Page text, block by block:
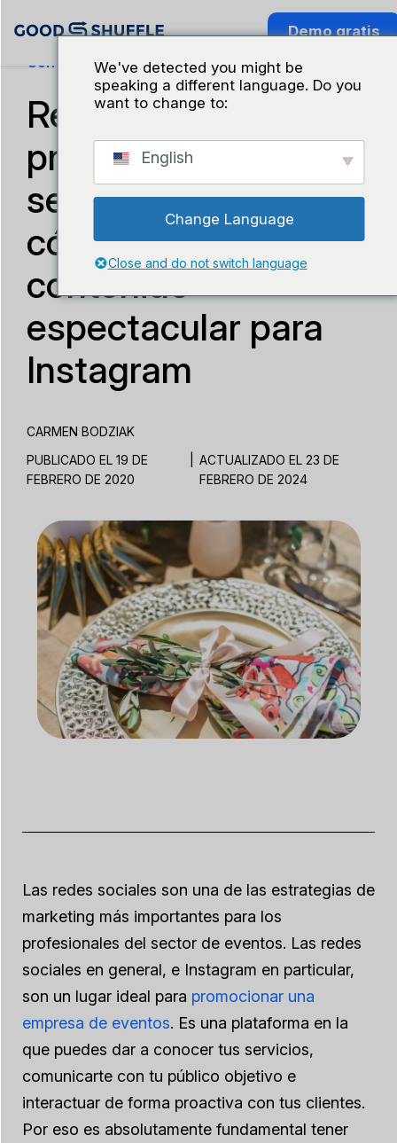
Demo gratis
Conocimiento Del Sector
Redes sociales para
profesionales del
sector de eventos:
cómo crear
contenido
espectacular para
Instagram
CARMEN BODZIAK
PUBLICADO EL 19 DE
FEBRERO DE 2020
ACTUALIZADO EL 23 DE
FEBRERO DE 2024
Las redes sociales son una de las estrategias de
marketing más importantes para los
profesionales del sector de eventos. Las redes
sociales en general, e Instagram en particular,
son un lugar ideal para promocionar una
empresa de eventos. Es una plataforma en la
que puedes dar a conocer tus servicios,
comunicarte con tu público objetivo e
interactuar de forma proactiva con tus clientes.
Por eso es absolutamente fundamental tener
We've detected you might be
speaking a different language. Do you
want to change to:
English
Change Language
Close and do not switch language